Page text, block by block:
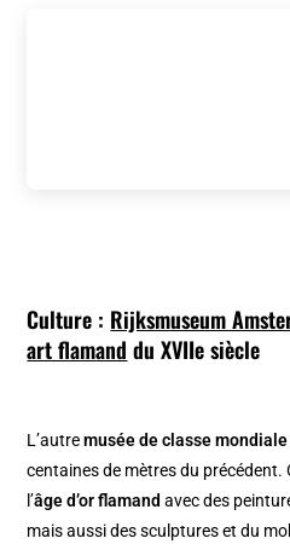
Culture : Rijksmuseum
art flamand du XVIIe siècle
L’autremusée de classe mondiale
centaines de mètres du
l’âge d’or flamand avec des
mais aussi des sculptures et du